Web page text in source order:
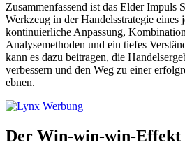
Zusammenfassend ist das Elder Impuls
Werkzeug in der Handelsstrategie eines
kontinuierliche Anpassung,
Analysemethoden und ein tiefes
kann es dazu beitragen, die
verbessern und den Weg zu einer
ebnen.
Der Win-win-win-Effekt